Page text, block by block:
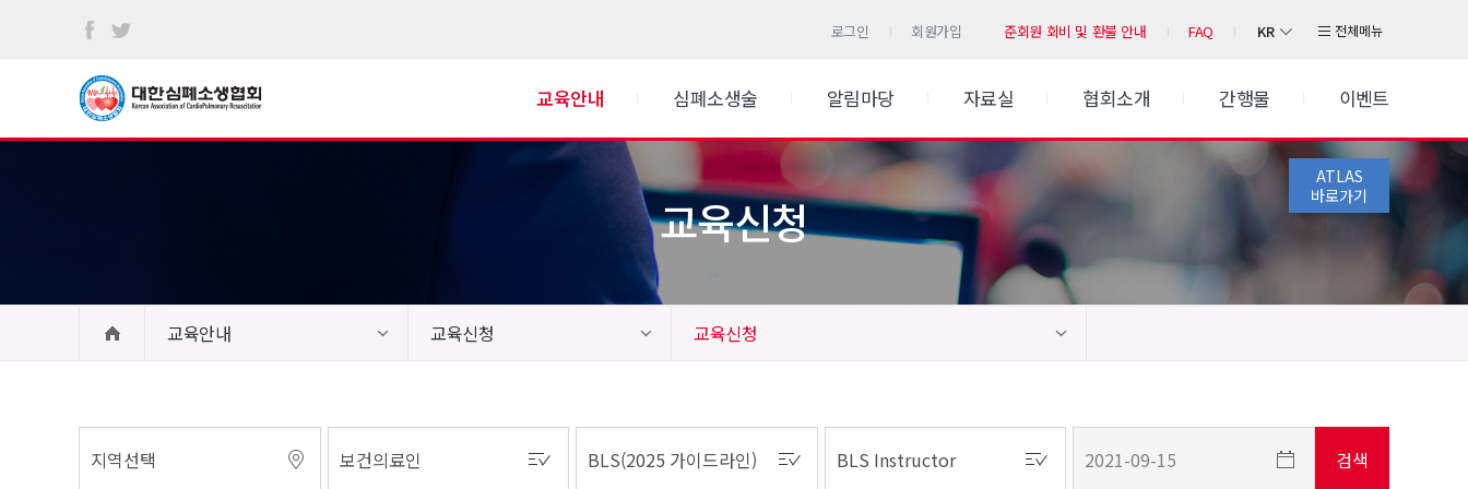
로그인 회원가입 준회원 회비 및 환불 안내 FAQ KR 전체메뉴
교육안내 심폐소생술 알림마당 자료실 협회소개 간행물 이벤트
ATLAS
바로가기
교육신청
교육안내 교육신청 교육신청